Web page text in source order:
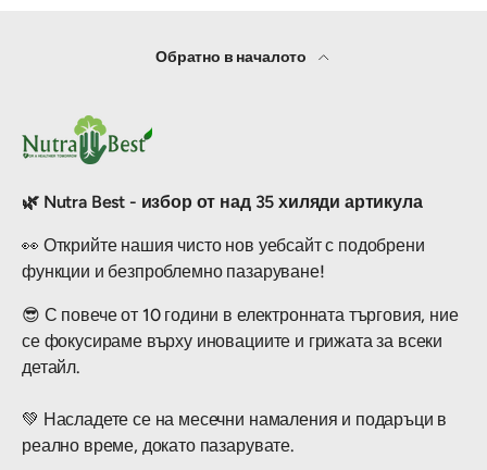
Обратно в началото
🌿 Nutra Best - избор от над 35 хиляди артикула
👀 Открийте нашия чисто нов уебсайт с подобрени
функции и безпроблемно пазаруване!
😎 С повече от 10 години в електронната търговия, ние
се фокусираме върху иновациите и грижата за всеки
детайл.
💚 Насладете се на месечни намаления и подаръци в
реално време, докато пазарувате.